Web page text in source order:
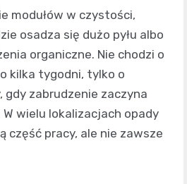
modułów w czystości,
osadza się dużo pyłu albo
organiczne. Nie chodzi o
kilka tygodni, tylko o
zabrudzenie zaczyna
W wielu lokalizacjach opady
część pracy, ale nie zawsze